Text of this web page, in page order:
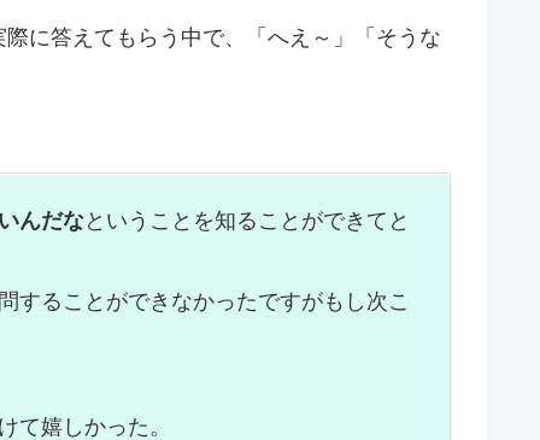
に答えてもらう中で、「へえ～」「そうな
んだなということを知ることができてと
することができなかったですがもし次こ
て嬉しかった。